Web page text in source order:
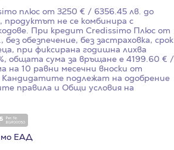
плюс от 3250 € / 6356.45 лв. до
продуктът не се комбинира с
При кредит Credissimo Плюс от
обезпечение, без застраховка, срок
при фиксирана годишна лихва
, общата сума за връщане е 4199.60 € /
на 10 равни месечни вноски от
Кандидатите подлежат на одобрение
правила и Общи условия на
ЕАД